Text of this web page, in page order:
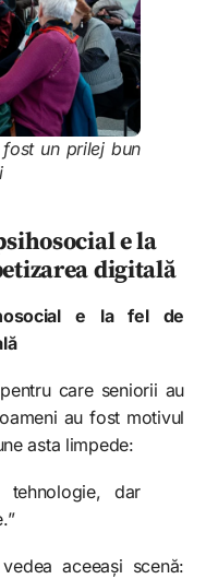
un prilej bun
e la
digitală
e la fel de
care seniorii au
au fost motivul
asta limpede:
dar
aceeași scenă: